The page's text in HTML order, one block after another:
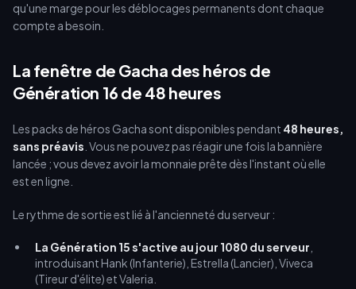
qu'une marge pour les déblocages permanents dont chaque
compte a besoin.
La fenêtre de Gacha des héros de
Génération 16 de 48 heures
Les packs de héros Gacha sont disponibles pendant 48 heures,
sans préavis . Vous ne pouvez pas réagir une fois la bannière
lancée ; vous devez avoir la monnaie prête dès l'instant où elle
est en ligne.
Le rythme de sortie est lié à l'ancienneté du serveur :
La Génération 15 s'active au jour 1080 du serveur
introduisant Hank (Infanterie), Estrella (Lancier), Viveca
(Tireur d'élite) et Valeria.